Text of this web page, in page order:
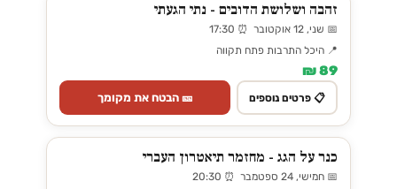
זהבה ושלושת הדובים - נתי הגעתי
📅 שני, 12 אוקטובר ⏰ 17:30
📍 היכל התרבות פתח תקווה
89 ₪
📋 פרטים נוספים 🎫 הבטח את מקומך
כנר על הגג - מחזמר תיאטרון העברי
📅 חמישי, 24 ספטמבר ⏰ 20:30